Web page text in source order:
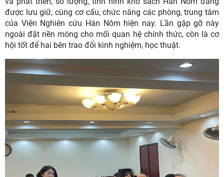
được lưu giữ, cùng cơ cấu, chức năng các phòng, trung tâm
của Viện Nghiên cứu Hán Nôm hiện nay. Lần gặp gỡ này
ngoài đặt nền móng cho mối quan hệ chính thức, còn là cơ
hội tốt để hai bên trao đổi kinh nghiệm, học thuật.